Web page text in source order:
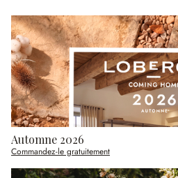
Automne 2026
Commandez-le gratuitement